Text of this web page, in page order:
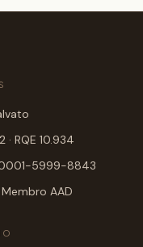
· RQE 10.934
5999-8843
AAD